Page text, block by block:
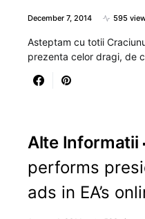
December 7, 2014 595
Asteptam cu totii
prezenta celor dragi, de
Alte Informatii
performs
ads in EA’s